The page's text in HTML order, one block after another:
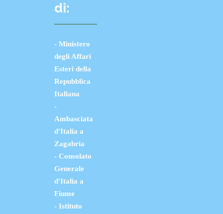
di:
- Ministero
degli Affari
Esteri della
Repubblica
Italiana
-
Ambasciata
d'Italia a
Zagabria
- Consolato
Generale
d'Italia a
Fiume
- Istituto